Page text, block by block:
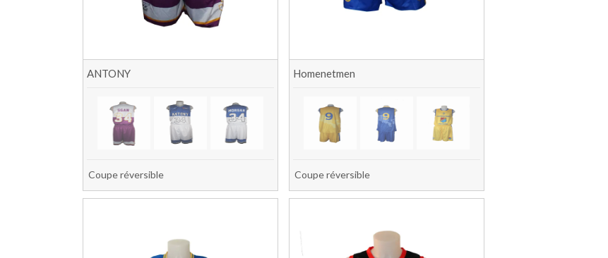
ANTONY
Coupe réversible
Homenetmen
Coupe réversible